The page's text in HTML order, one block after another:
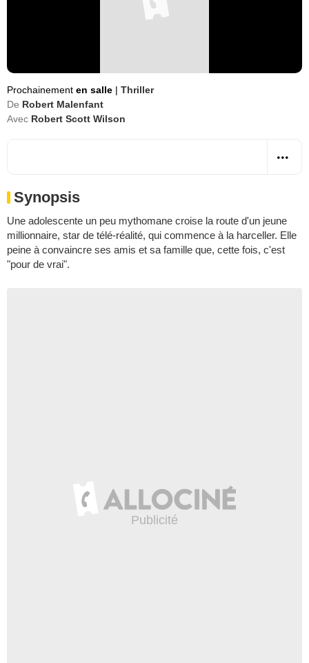
Prochainement en salle | Thriller
De Robert Malenfant
Avec Robert Scott Wilson
Synopsis
Une adolescente un peu mythomane croise la route d'un jeune
millionnaire, star de télé-réalité, qui commence à la harceller. Elle
peine à convaincre ses amis et sa famille que, cette fois, c'est
"pour de vrai".